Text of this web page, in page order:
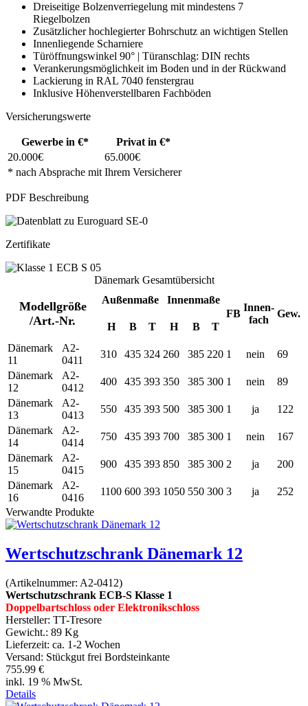
Dreiseitige Bolzenverriegelung mit mindestens 7
Riegelbolzen
Zusätzlicher hochlegierter Bohrschutz an wichtigen Stellen
Innenliegende Scharniere
Türöffnungswinkel 90° | Türanschlag: DIN rechts
Verankerungsmöglichkeit im Boden und in der Rückwand
Lackierung in RAL 7040 fenstergrau
Inklusive Höhenverstellbaren Fachböden
Versicherungswerte
Gewerbe in €* Privat in €*
* nach Absprache mit Ihrem Versicherer
20.000€ 65.000€
PDF Beschreibung
Zertifikate
Dänemark Gesamtübersicht
Modellgröße
/Art.-Nr.
Außenmaße
Innenmaße
FB
Innen-
fach
Gew.
H
B T H B
T
Dänemark
11
A2-
0411
310 435 324 260 385 220 1 nein
69
Dänemark
12
A2-
0412
400 435 393 350 385 300 1 nein
89
Dänemark
13
A2-
0413
550 435 393 500 385 300 1 ja
122
Dänemark
14
A2-
0414
750 435 393 700 385 300 1 nein
167
Dänemark
15
A2-
0415
900 435 393 850 385 300 2 ja
200
Dänemark
16
A2-
0416
1100 600 393 1050 550 300 3 ja
252
Verwandte Produkte
Wertschutzschrank Dänemark 12
(Artikelnummer: A2-0412)
Wertschutzschrank ECB-S Klasse 1
Doppelbartschloss oder Elektronikschloss
Hersteller: TT-Tresore
Gewicht.: 89 Kg
Lieferzeit: ca. 1-2 Wochen
Versand: Stückgut frei Bordsteinkante
755.99 €
inkl. 19 % MwSt.
Details